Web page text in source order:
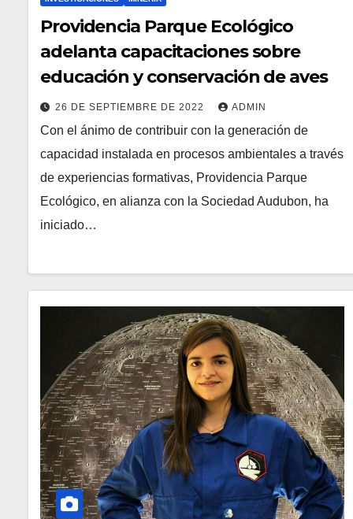
Providencia Parque Ecológico
adelanta capacitaciones sobre
educación y conservación de aves
26 DE SEPTIEMBRE DE 2022 ADMIN
Con el ánimo de contribuir con la generación de
capacidad instalada en procesos ambientales a través
de experiencias formativas, Providencia Parque
Ecológico, en alianza con la Sociedad Audubon, ha
iniciado…